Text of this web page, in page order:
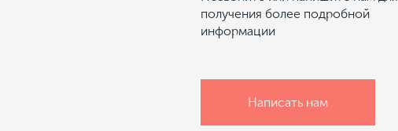
получения более подробной
информации
Написать нам